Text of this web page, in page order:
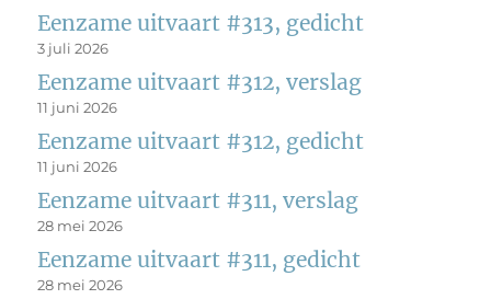
Eenzame uitvaart #313, gedicht
3 juli 2026
Eenzame uitvaart #312, verslag
11 juni 2026
Eenzame uitvaart #312, gedicht
11 juni 2026
Eenzame uitvaart #311, verslag
28 mei 2026
Eenzame uitvaart #311, gedicht
28 mei 2026